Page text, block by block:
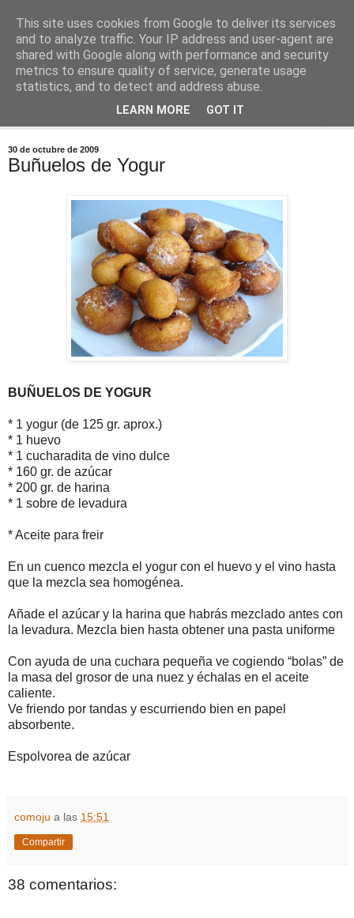
Comoju
La Cocina del Día a Día y el día a día de la Gastronomía
30 de octubre de 2009
Buñuelos de Yogur
BUÑUELOS DE YOGUR
* 1 yogur (de 125 gr. aprox.)
* 1 huevo
* 1 cucharadita de vino dulce
* 160 gr. de azúcar
* 200 gr. de harina
* 1 sobre de levadura
* Aceite para freir
En un cuenco mezcla el yogur con el huevo y el vino hasta
que la mezcla sea homogénea.
Añade el azúcar y la harina que habrás mezclado antes con
la levadura. Mezcla bien hasta obtener una pasta uniforme
Con ayuda de una cuchara pequeña ve cogiendo “bolas” de
la masa del grosor de una nuez y échalas en el aceite
caliente.
Ve friendo por tandas y escurriendo bien en papel
absorbente.
Espolvorea de azúcar
comoju a las 15:51
Compartir
38 comentarios:
This site uses cookies from Google to deliver its services
and to analyze traffic. Your IP address and user-agent are
shared with Google along with performance and security
metrics to ensure quality of service, generate usage
statistics, and to detect and address abuse.
LEARN MORE GOT IT